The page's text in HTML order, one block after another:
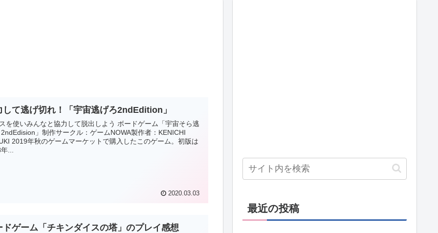
して逃げ切れ！「宇宙逃げろ2ndEdition」
使いみんなと協力して脱出しよう ボードゲーム「宇宙そら逃
」制作サークル：ゲームNOWA製作者：KENICHI
たこのゲーム。初版は
...
2020.03.03
ドゲーム「チキンダイスの塔」のプレイ感想
最近の投稿